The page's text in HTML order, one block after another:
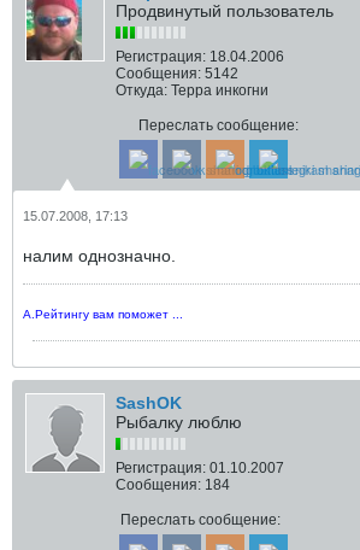
Продвинутый пользователь
Регистрация: 18.04.2006
Сообщения: 5142
Откуда: Терра инкогни
Переслать сообщение:
15.07.2008, 17:13
налим однозначно.
А.Рейтингу вам поможет ...
SashOK
Рыбалку люблю
Регистрация: 01.10.2007
Сообщения: 184
Переслать сообщение: